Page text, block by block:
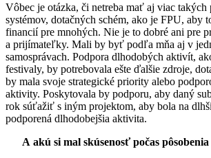
Vôbec je otázka, či netreba mať aj viac takých
systémov, dotačných schém, ako je FPU, aby
financií pre mnohých. Nie je to dobré ani pre
a prijímateľky. Mali by byť podľa mňa aj v
samosprávach. Podpora dlhodobých aktivít,
festivaly, by potrebovala ešte ďalšie zdroje,
by mala svoje strategické priority alebo
aktivity. Poskytovala by podporu, aby daný
rok súťažiť s iným projektom, aby bola na
podporená dlhodobejšia aktivita.
A akú si mal skúsenosť počas